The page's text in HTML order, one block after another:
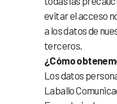
evitar el acceso
a los datos de
terceros.
¿Cómo
Los datos
Laballo